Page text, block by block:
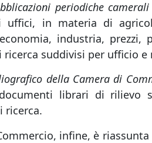
periodiche camerali
uffici, in materia di
industria,
suddivisi per ufficio e
della Camera di
librari di rilievo
ricerca.
infine, è